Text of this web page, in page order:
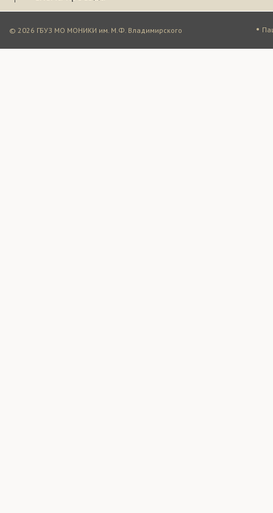
© 2026 ГБУЗ МО МОНИКИ им. М.Ф. Владимирского •